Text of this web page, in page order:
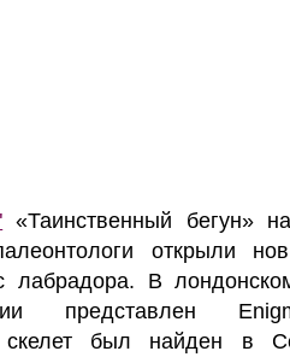
«Таинственный бегун»
открыли
лабрадора. В
представлен
скелет был найден в